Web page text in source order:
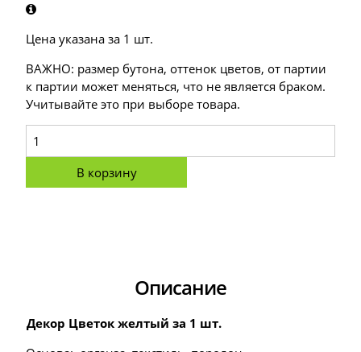
Цена указана за 1 шт.
ВАЖНО: размер бутона, оттенок цветов, от партии
к партии может меняться, что не является браком.
Учитывайте это при выборе товара.
В корзину
Описание
Декор Цветок желтый за 1 шт.